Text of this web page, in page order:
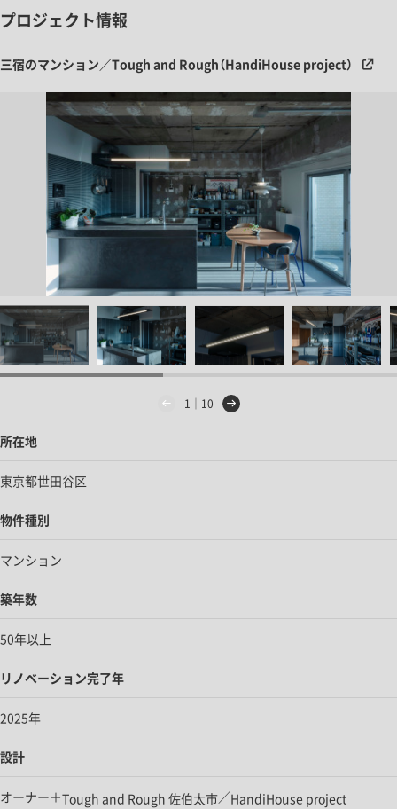
プロジェクト情報
三宿のマンション／Tough and Rough（HandiHouse project）
1｜10
所在地
東京都世田谷区
物件種別
マンション
築年数
50年以上
リノベーション完了年
2025年
設計
オーナー＋Tough and Rough 佐伯太市／HandiHouse project